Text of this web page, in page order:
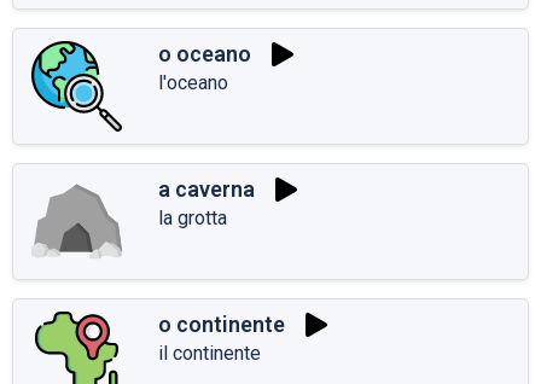
o oceano
l'oceano
a caverna
la grotta
o continente
il continente